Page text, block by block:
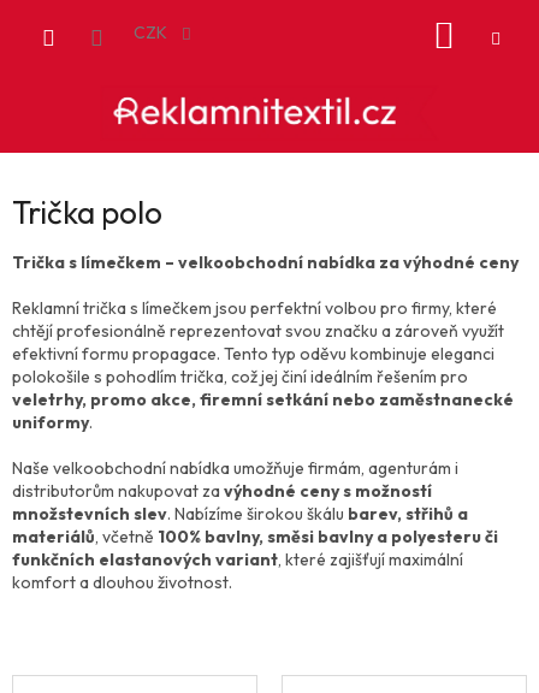
CZK
Trička polo
Trička s límečkem – velkoobchodní nabídka za výhodné ceny
Reklamní trička s límečkem jsou perfektní volbou pro firmy, které
chtějí profesionálně reprezentovat svou značku a zároveň využít
efektivní formu propagace. Tento typ oděvu kombinuje eleganci
polokošile s pohodlím trička, což jej činí ideálním řešením pro
veletrhy, promo akce, firemní setkání nebo zaměstnanecké
uniformy.
Naše velkoobchodní nabídka umožňuje firmám, agenturám i
distributorům nakupovat za výhodné ceny s možností
množstevních slev. Nabízíme širokou škálu barev, střihů a
materiálů, včetně 100% bavlny, směsi bavlny a polyesteru či
funkčních elastanových variant, které zajišťují maximální
komfort a dlouhou životnost.